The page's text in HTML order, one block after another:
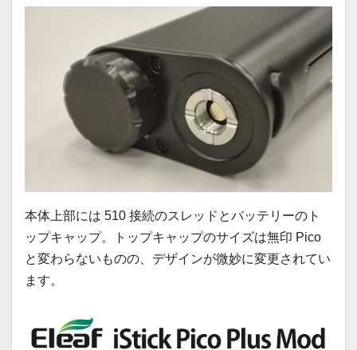
本体上部には 510 接続のスレッドとバッテリーのト
ップキャップ。トップキャップのサイズは無印 Pico
と変わらないものの、デザインが微妙に変更されてい
ます。